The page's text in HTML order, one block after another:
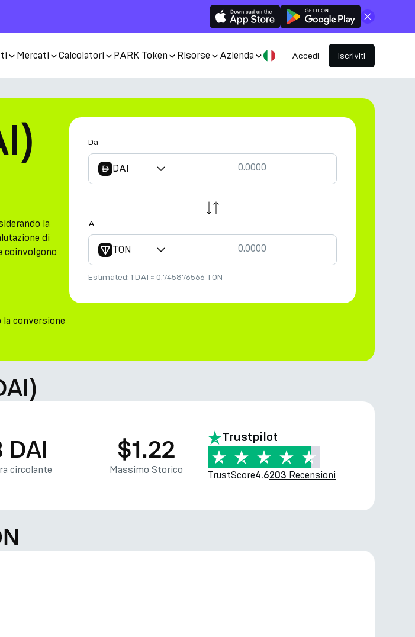
Chiudi
Mercati Calcolatori PARK Token Risorse Azienda Accedi Iscriviti
la
di
coinvolgono
la conversione
Da
DAI
A
TON
Estimated: 1 DAI ≈ 0.745876566 TON
DAI
circolante
$1.22
Massimo Storico
Trustpilot
TrustScore4.6203 Recensioni